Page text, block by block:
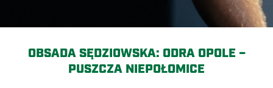
OBSADA SĘDZIOWSKA: ODRA OPOLE –
PUSZCZA NIEPOŁOMICE